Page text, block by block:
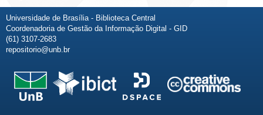
Universidade de Brasília - Biblioteca Central
Coordenadoria de Gestão da Informação Digital - GID
(61) 3107-2683
repositorio@unb.br